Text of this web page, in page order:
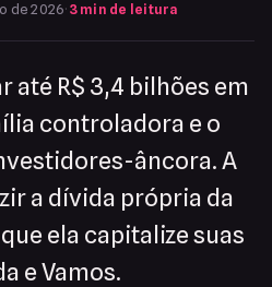
de 2026· 3 min de leitura
até R$ 3,4 bilhões em
controladora e o
âncora. A
a dívida própria da
ela capitalize suas
e Vamos.